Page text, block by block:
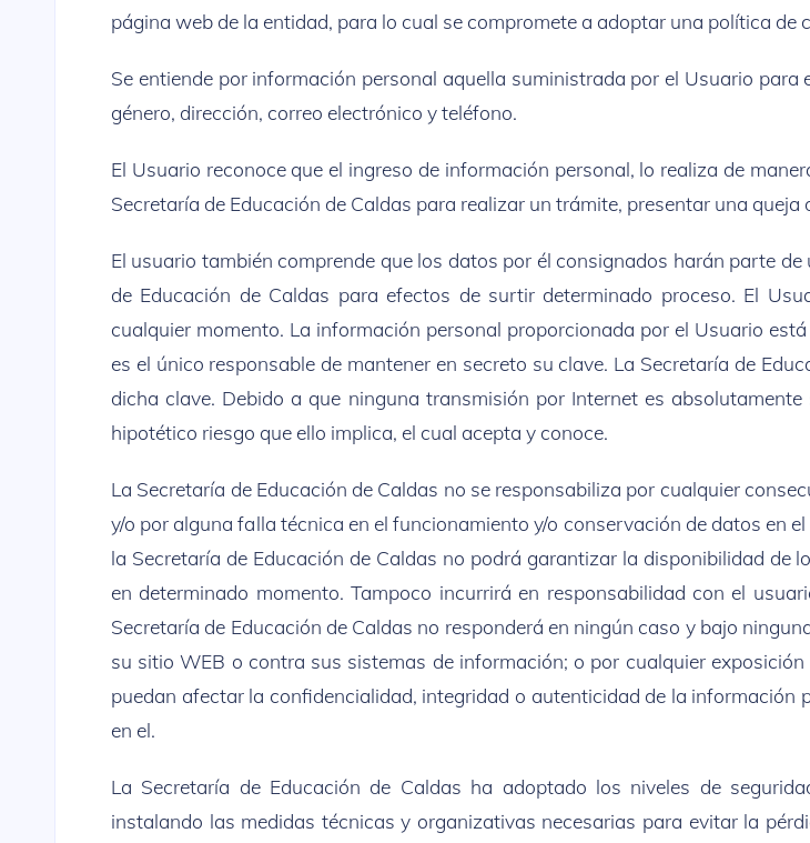
página web de la entidad, para lo cual se compromete a adoptar una política
Se entiende por información personal aquella suministrada por el Usuario
género, dirección, correo electrónico y teléfono.
El Usuario reconoce que el ingreso de información personal, lo realiza de
Secretaría de Educación de Caldas para realizar un trámite, presentar una
El usuario también comprende que los datos por él consignados harán parte
de Educación de Caldas para efectos de surtir determinado proceso. El
cualquier momento. La información personal proporcionada por el Usuario
es el único responsable de mantener en secreto su clave. La Secretaría de
dicha clave. Debido a que ninguna transmisión por Internet es
hipotético riesgo que ello implica, el cual acepta y conoce.
La Secretaría de Educación de Caldas no se responsabiliza por cualquier
y/o por alguna falla técnica en el funcionamiento y/o conservación de datos en
la Secretaría de Educación de Caldas no podrá garantizar la disponibilidad de
en determinado momento. Tampoco incurrirá en responsabilidad con el
Secretaría de Educación de Caldas no responderá en ningún caso y bajo
su sitio WEB o contra sus sistemas de información; o por cualquier
puedan afectar la confidencialidad, integridad o autenticidad de la
en el.
La Secretaría de Educación de Caldas ha adoptado los niveles de
instalando las medidas técnicas y organizativas necesarias para evitar la